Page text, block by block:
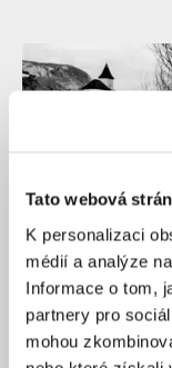
Tato webová
K personalizaci
médií a analýze
Informace o tom,
partnery pro
mohou